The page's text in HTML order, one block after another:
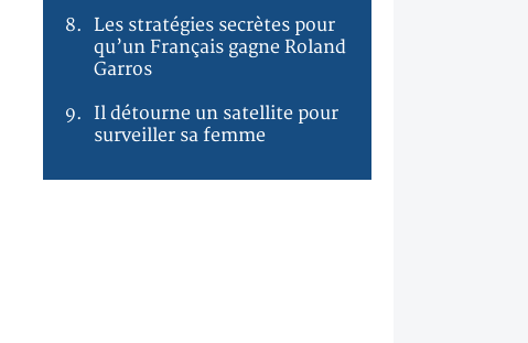
8. Les stratégies secrètes pour
qu’un Français gagne Roland
Garros
9. Il détourne un satellite pour
surveiller sa femme